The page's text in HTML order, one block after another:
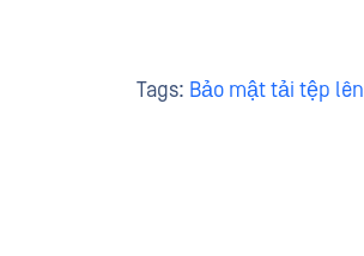
Tags: Bảo mật tải tệp lên